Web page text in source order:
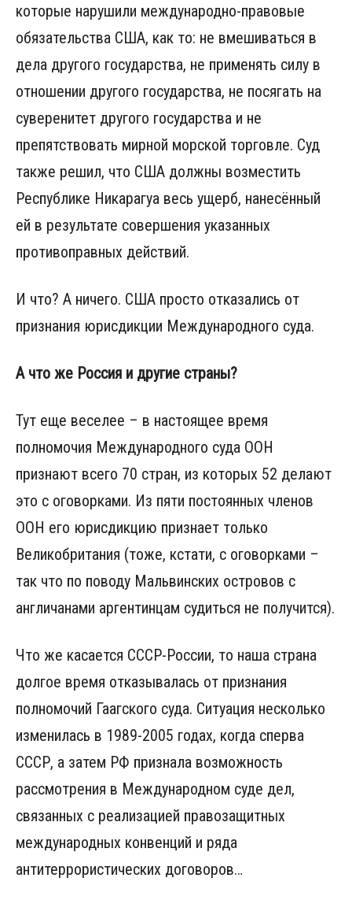
которые нарушили международно-правовые
обязательства США, как то: не вмешиваться в
дела другого государства, не применять силу в
отношении другого государства, не посягать на
суверенитет другого государства и не
препятствовать мирной морской торговле. Суд
также решил, что США должны возместить
Республике Никарагуа весь ущерб, нанесённый
ей в результате совершения указанных
противоправных действий.
И что? А ничего. США просто отказались от
признания юрисдикции Международного суда.
А что же Россия и другие страны?
Тут еще веселее – в настоящее время
полномочия Международного суда ООН
признают всего 70 стран, из которых 52 делают
это с оговорками. Из пяти постоянных членов
ООН его юрисдикцию признает только
Великобритания (тоже, кстати, с оговорками –
так что по поводу Мальвинских островов с
англичанами аргентинцам судиться не получится).
Что же касается СССР-России, то наша страна
долгое время отказывалась от признания
полномочий Гаагского суда. Ситуация несколько
изменилась в 1989-2005 годах, когда сперва
СССР, а затем РФ признала возможность
рассмотрения в Международном суде дел,
связанных с реализацией правозащитных
международных конвенций и ряда
антитеррористических договоров…